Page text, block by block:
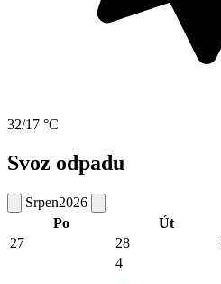
32/17 °C
Svoz odpadu
Srpen2026
Po
Út
27
28
4